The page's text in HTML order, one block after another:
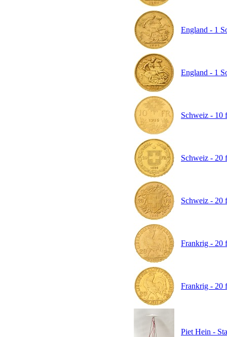
England - 1
England - 1
Schweiz - 10
Schweiz - 20
Schweiz - 20
Frankrig - 20
Frankrig - 20
Piet Hein -